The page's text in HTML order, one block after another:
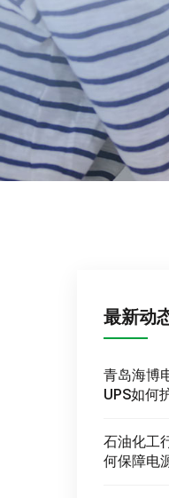
最新动
青岛海博
UPS如何
石油化工
何保障电